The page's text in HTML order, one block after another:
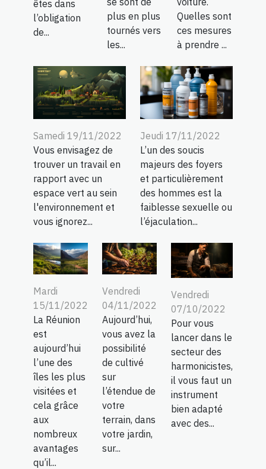
êtes dans
l’obligation
de...
plus en plus
tournés vers
les...
Quelles sont
ces mesures
à prendre ...
Samedi 19/11/2022
Vous envisagez de
trouver un travail en
rapport avec un
espace vert au sein
l'environnement et
vous ignorez...
Jeudi 17/11/2022
L’un des soucis
majeurs des foyers
et particulièrement
des hommes est la
faiblesse sexuelle ou
l’éjaculation...
Mardi
15/11/2022
La Réunion
est
aujourd’hui
l’une des
îles les plus
visitées et
cela grâce
aux
nombreux
avantages
qu’il...
Vendredi
04/11/2022
Aujourd’hui,
vous avez la
possibilité
de cultivé
sur
l’étendue de
votre
terrain, dans
votre jardin,
sur...
Vendredi
07/10/2022
Pour vous
lancer dans le
secteur des
harmonicistes,
il vous faut un
instrument
bien adapté
avec des...